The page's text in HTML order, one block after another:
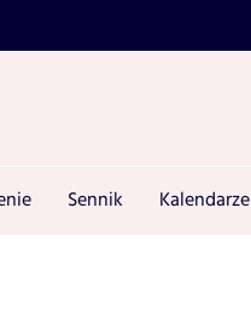
Sennik Kalendarze